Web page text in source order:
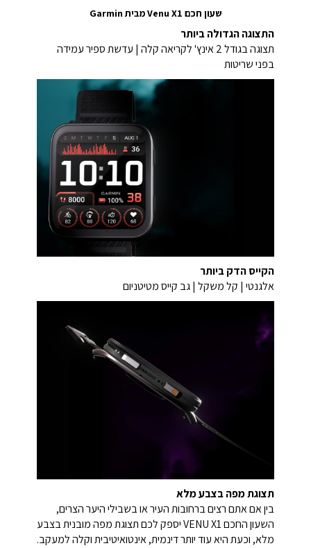
שעון חכם Venu X1 מבית Garmin
התצוגה הגדולה ביותר
תצוגה בגודל 2 אינץ' לקריאה קלה | עדשת ספיר עמידה
בפני שריטות
הקייס הדק ביותר
אלגנטי | קל משקל | גב קייס מטיטניום
תצוגת מפה בצבע מלא
בין אם אתם רצים ברחובות העיר או בשבילי היער הצרים,
השעון החכם VENU X1 יספק לכם תצוגת מפה מובנית בצבע
מלא, וכעת היא עוד יותר דינמית, אינטואיטיבית וקלה למעקב.